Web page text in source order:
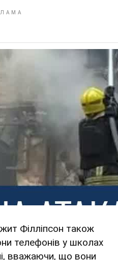
Філліпсон також
телефонів у школах
вважаючи, що вони